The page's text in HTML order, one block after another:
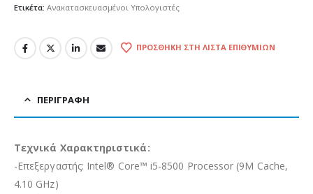
Ετικέτα: Ανακατασκευασμένοι Υπολογιστές
ΠΡΟΣΘΉΚΗ ΣΤΗ ΛΊΣΤΑ ΕΠΙΘΥΜΙΏΝ
ΠΕΡΙΓΡΑΦΉ
Τεχνικά Χαρακτηριστικά:
-Επεξεργαστής: Intel® Core™ i5-8500 Processor (9M Cache,
4.10 GHz)